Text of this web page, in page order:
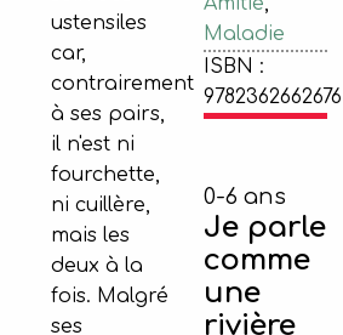
ustensiles
car,
contrairement
à ses pairs,
il n'est ni
fourchette,
ni cuillère,
mais les
deux à la
fois. Malgré
ses
Maladie
ISBN :
9782362662676
0-6 ans
Je parle
comme
une
rivière